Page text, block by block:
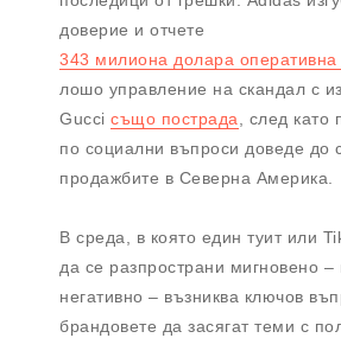
доверие и отчете
343 милиона долара оперативна
лошо управление на скандал с
Gucci също пострада, след като
по социални въпроси доведе до
продажбите в Северна Америка.
В среда, в която един туит или
да се разпространи мигновено –
негативно – възниква ключов
брандовете да засягат теми с